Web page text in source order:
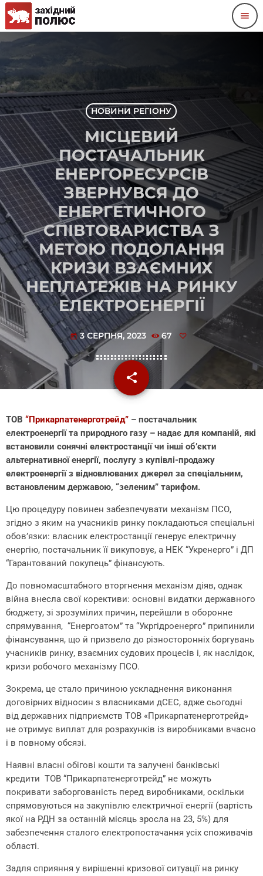
menu
НОВИНИ РЕГІОНУ
МІСЦЕВИЙ
ПОСТАЧАЛЬНИК
ЕНЕРГОРЕСУРСІВ
ЗВЕРНУВСЯ ДО
ЕНЕРГЕТИЧНОГО
СПІВТОВАРИСТВА З
МЕТОЮ ПОДОЛАННЯ
КРИЗИ ВЗАЄМНИХ
НЕПЛАТЕЖІВ НА РИНКУ
ЕЛЕКТРОЕНЕРГІЇ
today 3 СЕРПНЯ, 2023 67
share
email
ТОВ “Прикарпатенерготрейд” – постачальник
електроенергії та природного газу – надає для компаній, які
встановили сонячні електростанції чи інші об’єкти
альтернативної енергії, послугу з купівлі-продажу
електроенергії з відновлюваних джерел за спеціальним,
встановленим державою, “зеленим” тарифом.
Цю процедуру повинен забезпечувати механізм ПСО,
згідно з яким на учасників ринку покладаються спеціальні
обов’язки: власник електростанції генерує електричну
енергію, постачальник її викуповує, а НЕК “Укренерго” і ДП
“Гарантований покупець” фінансують.
До повномасштабного вторгнення механізм діяв, однак
війна внесла свої корективи: основні видатки державного
бюджету, зі зрозумілих причин, перейшли в оборонне
спрямування, “Енергоатом” та “Укргідроенерго” припинили
фінансування, що й призвело до різносторонніх боргувань
учасників ринку, взаємних судових процесів і, як наслідок,
кризи робочого механізму ПСО.
Зокрема, це стало причиною ускладнення виконання
договірних відносин з власниками дСЕС, адже сьогодні
від державних підприємств ТОВ «Прикарпатенерготрейд»
не отримує виплат для розрахунків із виробниками вчасно
і в повному обсязі.
Наявні власні обігові кошти та залучені банківські
кредити ТОВ “Прикарпатенерготрейд” не можуть
покривати заборгованість перед виробниками, оскільки
спрямовуються на закупівлю електричної енергії (вартість
якої на РДН за останній місяць зросла на 23, 5%) для
забезпечення сталого електропостачання усіх споживачів
області.
Задля сприяння у вирішенні кризової ситуації на ринку